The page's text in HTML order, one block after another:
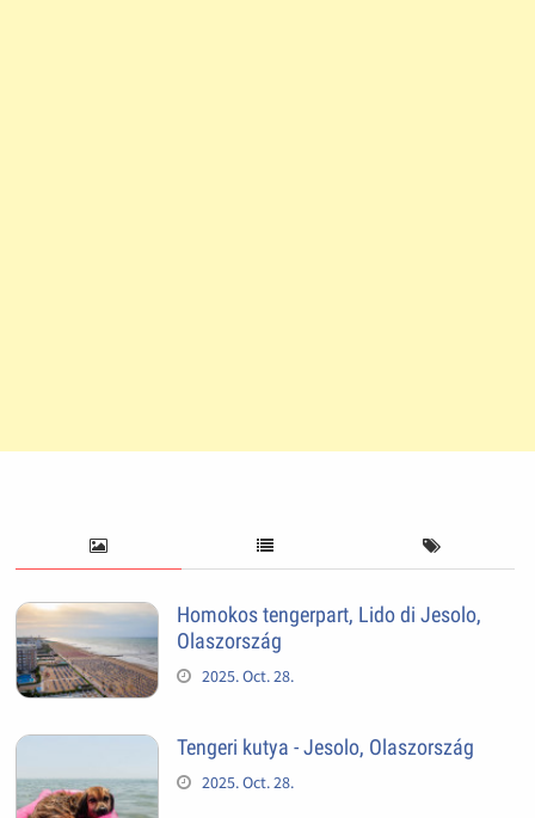
Homokos tengerpart, Lido di Jesolo,
Olaszország
2025. Oct. 28.
Tengeri kutya - Jesolo, Olaszország
2025. Oct. 28.